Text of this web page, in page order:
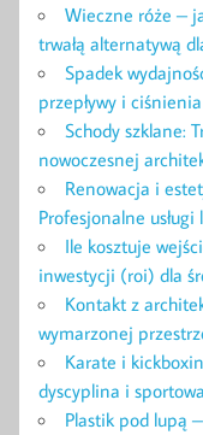
Wieczne róże –
trwałą alternatywą
Spadek
przepływy i
Schody szklane:
nowoczesnej
Renowacja i
Profesjonalne
Ile kosztuje
inwestycji (roi) dla
Kontakt z
wymarzonej
Karate i
dyscyplina i
Plastik pod lupą